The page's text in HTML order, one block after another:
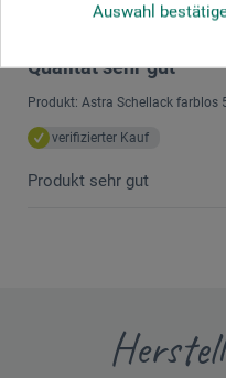
Auswahl
Qualität sehr gut
Produkt: Astra Schellack farblos
verifizierter Kauf
Produkt sehr gut